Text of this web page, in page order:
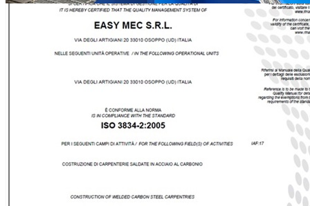
Fresatrice a portale FPT 14000 x 4300 x 2000 mm